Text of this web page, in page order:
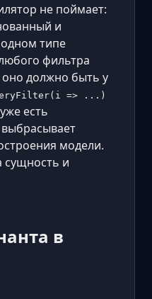
не поймает:
и
типе
фильтра
оно должно быть у
=> ...)
есть
модели.
сущность и
в